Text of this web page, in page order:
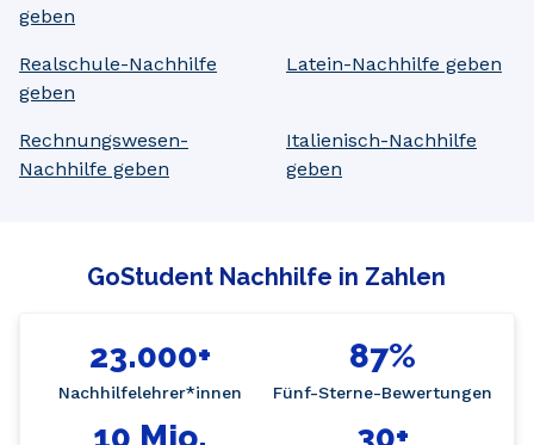
geben
Realschule-Nachhilfe
geben
Latein-Nachhilfe geben
Rechnungswesen-
Nachhilfe geben
Italienisch-Nachhilfe
geben
GoStudent Nachhilfe in Zahlen
23.000+
Nachhilfelehrer*innen
87%
Fünf-Sterne-Bewertungen